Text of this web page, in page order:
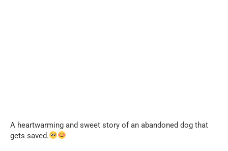
A heartwarming and sweet story of an abandoned dog that
gets saved.